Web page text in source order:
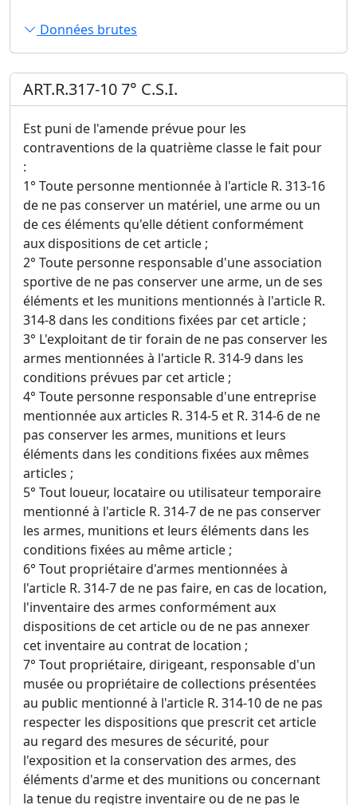
Données brutes
ART.R.317-10 7° C.S.I.
Est puni de l'amende prévue pour les
contraventions de la quatrième classe le fait pour
:
1° Toute personne mentionnée à l'article R. 313-16
de ne pas conserver un matériel, une arme ou un
de ces éléments qu'elle détient conformément
aux dispositions de cet article ;
2° Toute personne responsable d'une association
sportive de ne pas conserver une arme, un de ses
éléments et les munitions mentionnés à l'article R.
314-8 dans les conditions fixées par cet article ;
3° L'exploitant de tir forain de ne pas conserver les
armes mentionnées à l'article R. 314-9 dans les
conditions prévues par cet article ;
4° Toute personne responsable d'une entreprise
mentionnée aux articles R. 314-5 et R. 314-6 de ne
pas conserver les armes, munitions et leurs
éléments dans les conditions fixées aux mêmes
articles ;
5° Tout loueur, locataire ou utilisateur temporaire
mentionné à l'article R. 314-7 de ne pas conserver
les armes, munitions et leurs éléments dans les
conditions fixées au même article ;
6° Tout propriétaire d'armes mentionnées à
l'article R. 314-7 de ne pas faire, en cas de location,
l'inventaire des armes conformément aux
dispositions de cet article ou de ne pas annexer
cet inventaire au contrat de location ;
7° Tout propriétaire, dirigeant, responsable d'un
musée ou propriétaire de collections présentées
au public mentionné à l'article R. 314-10 de ne pas
respecter les dispositions que prescrit cet article
au regard des mesures de sécurité, pour
l'exposition et la conservation des armes, des
éléments d'arme et des munitions ou concernant
la tenue du registre inventaire ou de ne pas le